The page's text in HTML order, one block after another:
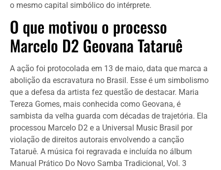
o mesmo capital simbólico do intérprete.
O que motivou o processo
Marcelo D2 Geovana Tataruê
A ação foi protocolada em 13 de maio, data que marca a
abolição da escravatura no Brasil. Esse é um simbolismo
que a defesa da artista fez questão de destacar. Maria
Tereza Gomes, mais conhecida como Geovana, é
sambista da velha guarda com décadas de trajetória. Ela
processou Marcelo D2 e a Universal Music Brasil por
violação de direitos autorais envolvendo a canção
Tataruê. A música foi regravada e incluída no álbum
Manual Prático Do Novo Samba Tradicional, Vol. 3